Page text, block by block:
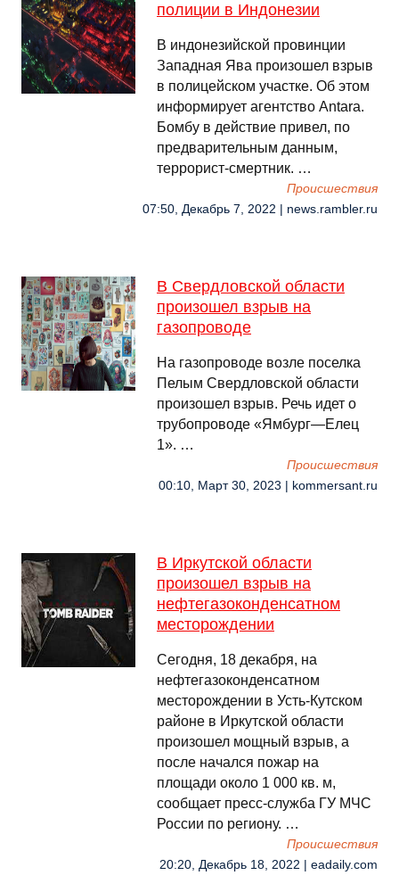
полиции в Индонезии
В индонезийской провинции
Западная Ява произошел взрыв
в полицейском участке. Об этом
информирует агентство Antara.
Бомбу в действие привел, по
предварительным данным,
террорист-смертник. …
Происшествия
07:50, Декабрь 7, 2022 | news.rambler.ru
В Свердловской области
произошел взрыв на
газопроводе
На газопроводе возле поселка
Пелым Свердловской области
произошел взрыв. Речь идет о
трубопроводе «Ямбург—Елец
1». …
Происшествия
00:10, Март 30, 2023 | kommersant.ru
В Иркутской области
произошел взрыв на
нефтегазоконденсатном
месторождении
Сегодня, 18 декабря, на
нефтегазоконденсатном
месторождении в Усть-Кутском
районе в Иркутской области
произошел мощный взрыв, а
после начался пожар на
площади около 1 000 кв. м,
сообщает пресс-служба ГУ МЧС
России по региону. …
Происшествия
20:20, Декабрь 18, 2022 | eadaily.com